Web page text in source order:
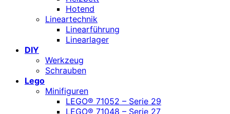
Hotend
Lineartechnik
Linearführung
Linearlager
DIY
Werkzeug
Schrauben
Lego
Minifiguren
LEGO® 71052 – Serie 29
LEGO® 71048 – Serie 27